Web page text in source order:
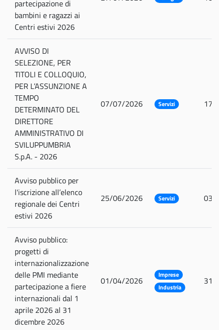
partecipazione di
bambini e ragazzi ai
Centri estivi 2026
AVVISO DI
SELEZIONE, PER
TITOLI E COLLOQUIO,
PER L’ASSUNZIONE A
TEMPO
DETERMINATO DEL
DIRETTORE
AMMINISTRATIVO DI
SVILUPPUMBRIA
S.p.A. - 2026
07/07/2026 Servizi 17/
Avviso pubblico per
l'iscrizione all’elenco
regionale dei Centri
estivi 2026
25/06/2026 Servizi 03/
Avviso pubblico:
progetti di
internazionalizzazione
delle PMI mediante
partecipazione a fiere
internazionali dal 1
aprile 2026 al 31
dicembre 2026
01/04/2026
Imprese
Industria
31/